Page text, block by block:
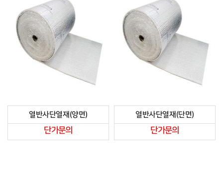
열반사단열재(양면)
단가문의
열반사단열재(단면)
단가문의